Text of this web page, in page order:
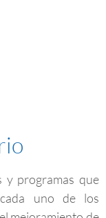
y programas que
uno de los